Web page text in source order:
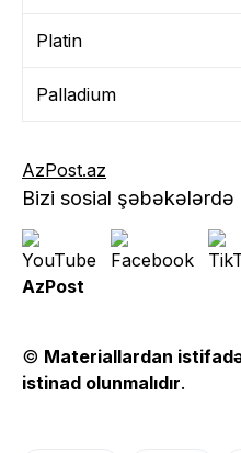
Platin
Palladium
AzPost.az
Bizi sosial şəbəkələrdə
AzPost
© Materiallardan
istinad olunmalıdır.